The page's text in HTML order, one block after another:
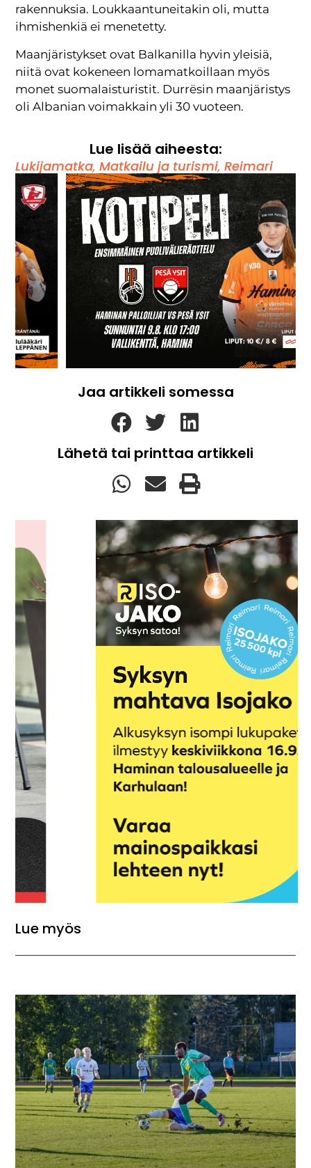
rakennuksia. Loukkaantuneitakin oli, mutta
ihmishenkiä ei menetetty.
Maanjäristykset ovat Balkanilla hyvin yleisiä,
niitä ovat kokeneen lomamatkoillaan myös
monet suomalaisturistit. Durrësin maanjäristys
oli Albanian voimakkain yli 30 vuoteen.
Lue lisää aiheesta:
Lukijamatka,Matkailu ja turismi,Reimari
Jaa artikkeli somessa
Lähetä tai printtaa artikkeli
Lue myös